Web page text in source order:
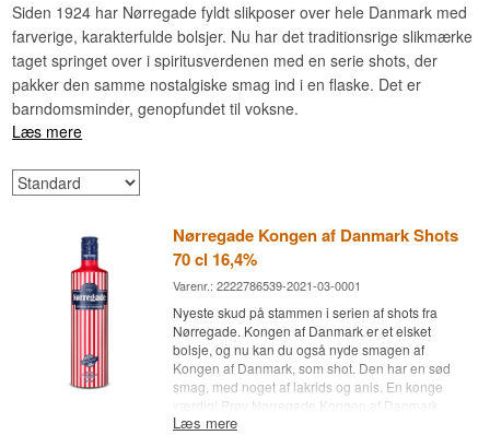
Siden 1924 har Nørregade fyldt slikposer over hele Danmark med
farverige, karakterfulde bolsjer. Nu har det traditionsrige slikmærke
taget springet over i spiritusverdenen med en serie shots, der
pakker den samme nostalgiske smag ind i en flaske. Det er
barndomsminder, genopfundet til voksne.
Læs mere
Nørregade Kongen af Danmark Shots
70 cl 16,4%
Varenr.: 2222786539-2021-03-0001
Nyeste skud på stammen i serien af shots fra
Nørregade. Kongen af Danmark er et elsket
bolsje, og nu kan du også nyde smagen af
Kongen af Danmark, som shot. Den har en sød
smag, med noget af lakrids og anis. En konge
værdig! Prøv Nørregade Kongen af Danmark
Shots
Læs mere